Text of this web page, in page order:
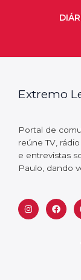
Extremo
Portal de
reúne TV,
e entrevistas
Paulo, dando